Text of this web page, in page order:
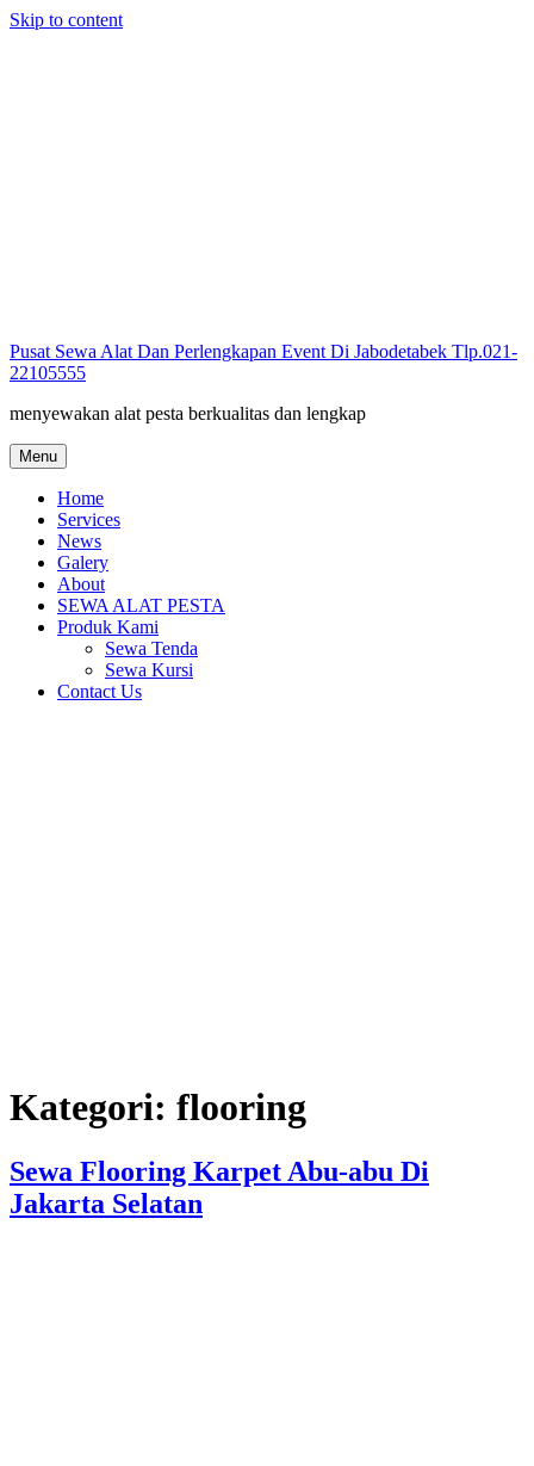
Skip to content
Pusat Sewa Alat Dan Perlengkapan Event Di Jabodetabek Tlp.021-
22105555
menyewakan alat pesta berkualitas dan lengkap
Menu
Home
Services
News
Galery
About
SEWA ALAT PESTA
Produk Kami
Sewa Tenda
Sewa Kursi
Contact Us
Kategori: flooring
Sewa Flooring Karpet Abu-abu Di
Jakarta Selatan